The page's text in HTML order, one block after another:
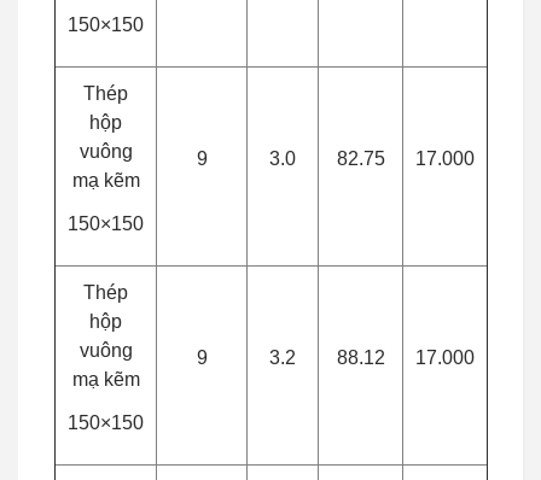
150×150
Thép
hộp
vuông
mạ kẽm
150×150
9 3.0 82.75 17.000
Thép
hộp
vuông
mạ kẽm
150×150
9 3.2 88.12 17.000